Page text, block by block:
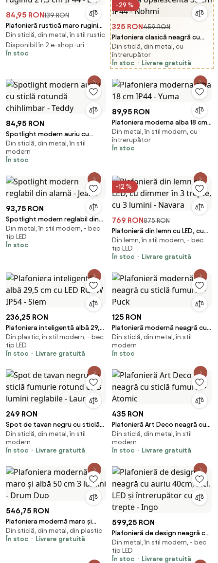
84,95 RON139 RON
Plafonieră rustică maro ruginiu
21,3 cm IP44 - Bri
Din sticlă, din metal, în stil rustic
Disponibil în 2 e-shop-uri
În stoc
-29 %
325 RON459 RON
Plafoniera clasică neagră cu
sticlă opalescentă 35 cm IP44 -
Nohmi
Din sticlă, din metal, cu
întrerupător
În stoc
Livrare gratuită
84,95 RON
Spotlight modern auriu cu
sticlă rotundă chihlimbar -
Teddy
Din sticlă, din metal, în stil
modern
În stoc
89,95 RON
Plafoniera moderna alba 18 cm
IP44 - Yuma
Din metal, în stil modern, cu
întrerupător
În stoc
93,75 RON
Spotlight modern reglabil din
alamă - Jeana
Din metal, în stil modern, - bec
tip LED
În stoc
-12 %
769 RON875 RON
Plafonieră din lemn cu LED, cu
dimmer în 3 trepte, cu 3 lumini -
Navara
Din lemn, în stil modern, - bec
tip LED
În stoc
Livrare gratuită
236,25 RON
Plafoniera inteligentă albă 29,5
cm cu LED RGBW IP54 - Siem
Din plastic, în stil modern, - bec
tip LED
În stoc
Livrare gratuită
125 RON
Plafonieră modernă neagră cu
sticlă fumurie - Puck
Din sticlă, din metal, în stil
modern
În stoc
249 RON
Spot de tavan negru cu sticlă
fumurie rotund cu 3 lumini
reglabile - Laura
Din sticlă, din metal, în stil
modern
În stoc
Livrare gratuită
435 RON
Plafonieră Art Deco neagră cu
sticlă fumuriu - Atomic
Din sticlă, din metal, în stil
modern
În stoc
Livrare gratuită
546,75 RON
Plafoniera modernă maro și
albă 50 cm 3 lumini - Drum Duo
Din sticlă, din metal, din plastic
În stoc
Livrare gratuită
599,25 RON
Plafonieră de design neagră cu
auriu 40cm, incl. LED și
întrerupător cu 3 trepte - Ingo
Din metal, în stil modern, - bec
tip LED
În stoc
Livrare gratuită